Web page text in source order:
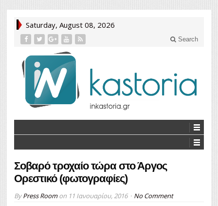
Saturday, August 08, 2026
Search
Σοβαρό τροχαίο τώρα στο Άργος
Ορεστικό (φωτογραφίες)
ByPress Roomon 11 Ιανουαρίου, 2016 No Comment